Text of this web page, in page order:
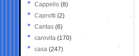
Cappello (8)
Caprotti (2)
Caritas (6)
carovita (170)
casa (247)